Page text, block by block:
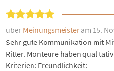
über Meinungsmeister am 15.
Sehr gute Kommunikation mit
Ritter. Monteure haben
Kriterien: Freundlichkeit: